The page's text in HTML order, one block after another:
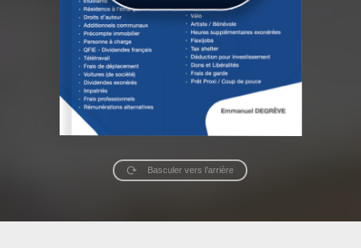
Basculer vers l’arrière